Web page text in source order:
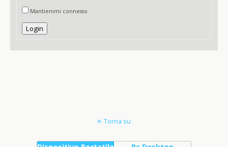
Mantienimi connesso
Login
Torna su